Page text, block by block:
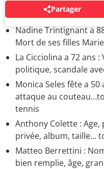
Partager
AUTRES PEOPLE
Nadine Trintignant a
Mort de ses filles
La Cicciolina a 72 ans
politique, scandale
Monica Seles fête a
attaque au
tennis
Anthony Colette : Age,
privée, album, taille...
Matteo Berrettini :
bien remplie, âge,